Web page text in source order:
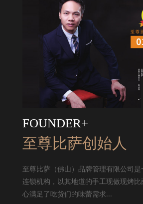
FOUNDER+
至尊比萨创始人
至尊比萨（佛山）品牌管理有限公司
连锁机构，以其地道的手工现做现烤
心满足了吃货们的味蕾需求...